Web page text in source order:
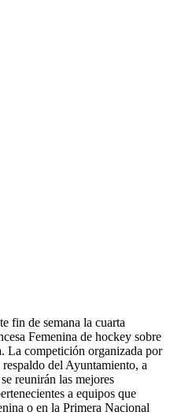
fin de semana la cuarta
Femenina de hockey sobre
La competición organizada por
del Ayuntamiento, a
reunirán las mejores
a equipos que
o en la Primera Nacional